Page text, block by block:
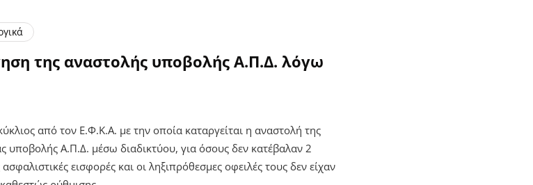
της αναστολής υποβολής Α.Π.Δ. λόγω
από τον Ε.Φ.Κ.Α. με την οποία καταργείται η αναστολή της
υποβολής Α.Π.Δ. μέσω διαδικτύου, για όσους δεν κατέβαλαν 2
ασφαλιστικές εισφορές και οι ληξιπρόθεσμες οφειλές τους δεν είχαν